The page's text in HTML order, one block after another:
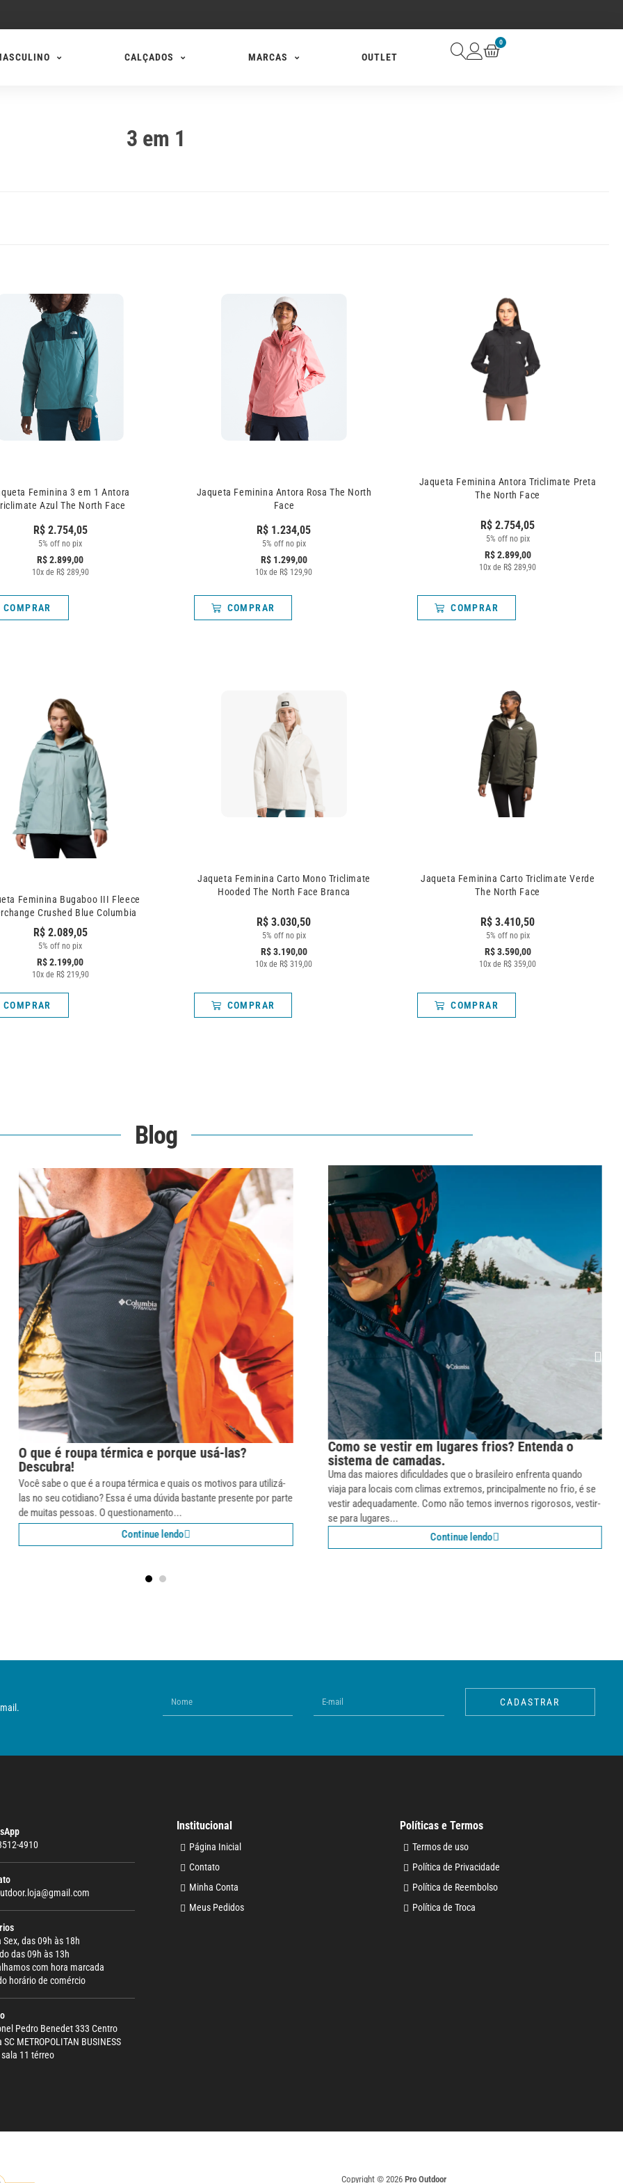
CALÇADOS MARCAS OUTLET
0
⁠3 em 1
Feminina 3 em 1 Antora
Azul The North Face
R$2.754,05
5% off no pix
R$2.899,00
10x de R$289,90
COMPRAR
Jaqueta Feminina Antora Rosa The North
Face
R$ 1.234,05
5% off no pix
R$1.299,00
10x de R$ 129,90
COMPRAR
Jaqueta Feminina Antora Triclimate Preta
The North Face
R$ 2.754,05
5% off no pix
R$2.899,00
10x de R$ 289,90
COMPRAR
Feminina Bugaboo III Fleece
Crushed Blue Columbia
R$2.089,05
5% off no pix
R$2.199,00
10x de R$219,90
COMPRAR
Jaqueta Feminina Carto Mono Triclimate
Hooded The North Face Branca
R$ 3.030,50
5% off no pix
R$3.190,00
10x de R$ 319,00
COMPRAR
Jaqueta Feminina Carto Triclimate Verde
The North Face
R$ 3.410,50
5% off no pix
R$3.590,00
10x de R$ 359,00
COMPRAR
Blog
Como se vestir em lugares frios? Entenda o
sistema de camadas.
Uma das maiores dificuldades que o brasileiro enfrenta quando
viaja para locais com climas extremos, principalmente no frio, é se
vestir adequadamente. Como não temos invernos rigorosos, vestir-
se para lugares...
Continue lendo
O que é roupa térmica e porque usá-las?
Descubra!
Você sabe o que é a roupa térmica e quais os motivos para utilizá-
las no seu cotidiano? Essa é uma dúvida bastante presente por parte
de muitas pessoas. O questionamento...
Continue lendo
CADASTRAR
4910
Sex, das 09h às 18h
das 09h às 13h
com hora marcada
horário de comércio
Pedro Benedet 333 Centro
METROPOLITAN BUSINESS
sala 11 térreo
Institucional
Página Inicial
Contato
Minha Conta
Meus Pedidos
Políticas e Termos
Termos de uso
Política de Privacidade
Política de Reembolso
Política de Troca
Copyright © 2026 Pro Outdoor